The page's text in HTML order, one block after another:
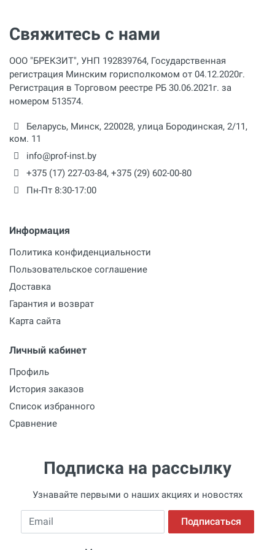
Свяжитесь с нами
ООО "БРЕКЗИТ", УНП 192839764, Государственная
регистрация Минским горисполкомом от 04.12.2020г.
Регистрация в Торговом реестре РБ 30.06.2021г. за
номером 513574.
Беларусь, Минск, 220028, улица Бородинская, 2/11,
ком. 11
info@prof-inst.by
+375 (17) 227-03-84, +375 (29) 602-00-80
Пн-Пт 8:30-17:00
Информация
Политика конфиденциальности
Пользовательское соглашение
Доставка
Гарантия и возврат
Карта сайта
Личный кабинет
Профиль
История заказов
Список избранного
Сравнение
Подписка на рассылку
Узнавайте первыми о наших акциях и новостях
Email Подписаться